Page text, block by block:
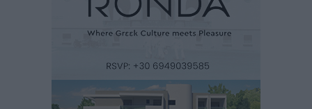
πριν 7 ώρες
Αθλητικά• πριν 7 ώρες